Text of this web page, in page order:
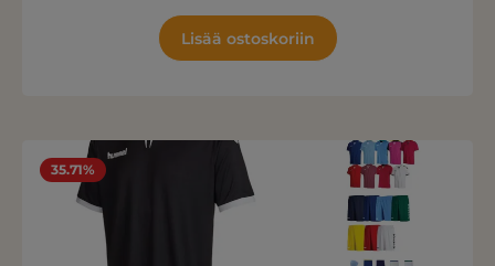
Lisää ostoskoriin
35.71%